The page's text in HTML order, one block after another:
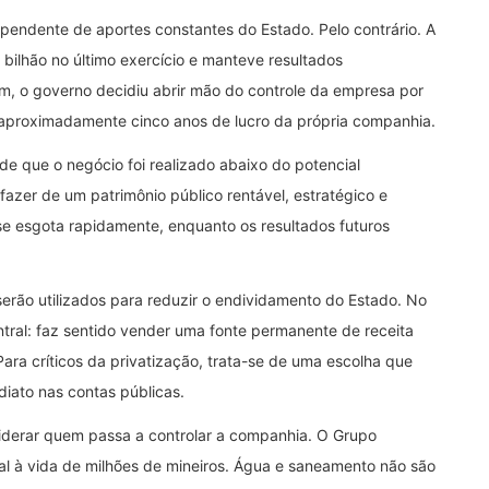
de aportes constantes do Estado. Pelo contrário. A
no último exercício e manteve resultados
o governo decidiu abrir mão do controle da empresa por
cinco anos de lucro da própria companhia.
que o negócio foi realizado abaixo do potencial
de um patrimônio público rentável, estratégico e
esgota rapidamente, enquanto os resultados futuros
utilizados para reduzir o endividamento do Estado. No
faz sentido vender uma fonte permanente de receita
críticos da privatização, trata-se de uma escolha que
nas contas públicas.
quem passa a controlar a companhia. O Grupo
à vida de milhões de mineiros. Água e saneamento não são